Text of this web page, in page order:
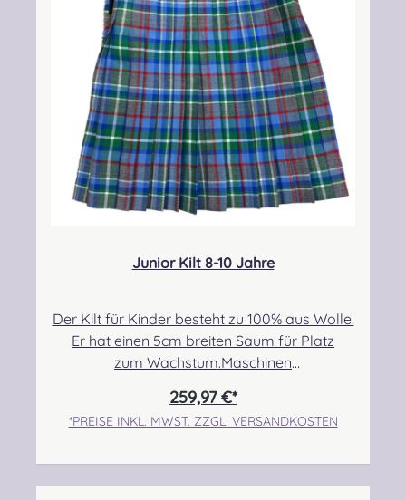
Drumming Gbr, Gabelsbergerstraße 27,
32425 Minden Kontakt:
kontakt@easypipinganddrumming.com
Junior Kilt 8-10 Jahre
Der Kilt für Kinder besteht zu 100% aus Wolle.
Er hat einen 5cm breiten Saum für Platz
zum Wachstum.Maschinen
63,50cm-71,12cmHüfte: 73,66cm-
78,74cmLänge max.: 50,80cm+5,08cm Saum
259,97 €*
*PREISE INKL. MWST. ZZGL. VERSANDKOSTEN